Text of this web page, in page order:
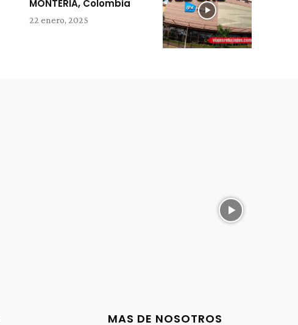
MONTERIA, Colombia
22 enero, 2025
MAS DE NOSOTROS